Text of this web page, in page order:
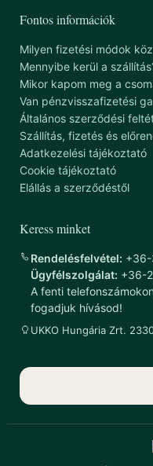
Fontos információk
Milyen fizetési módok
Mennyibe kerül a
Mikor kapom meg a
Van pénzvisszafizetési
Általános szerződési
Szállítás, fizetés és
Adatkezelési tájékoztató
Cookie tájékoztató
Elállás a szerződéstől
Keress minket
Rendelésfelvétel:
Ügyfélszolgálat: +36-
A fenti
fogadjuk hívásod!
UKKO Hungária Zrt.